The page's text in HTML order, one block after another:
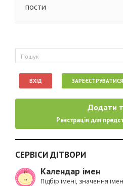
пости
Пошукова
Пошук
ВХІД ЗАРЕЄСТРУВАТИСЯ
Додати
Реєстрація для
СЕРВІСИ ДІТВОРИ
Календар імен
Підбір імені, значення